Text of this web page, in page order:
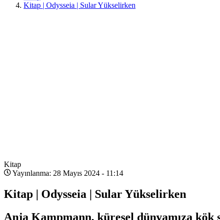
Kitap | Odysseia | Sular Yükselirken
Kitap
Yayınlanma: 28 Mayıs 2024 - 11:14
Kitap | Odysseia | Sular Yükselirken
Anja Kampmann, küresel dünyamıza